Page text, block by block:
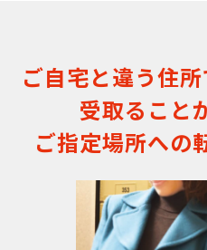
ご自宅と違う住
受取ること
ご指定場所への